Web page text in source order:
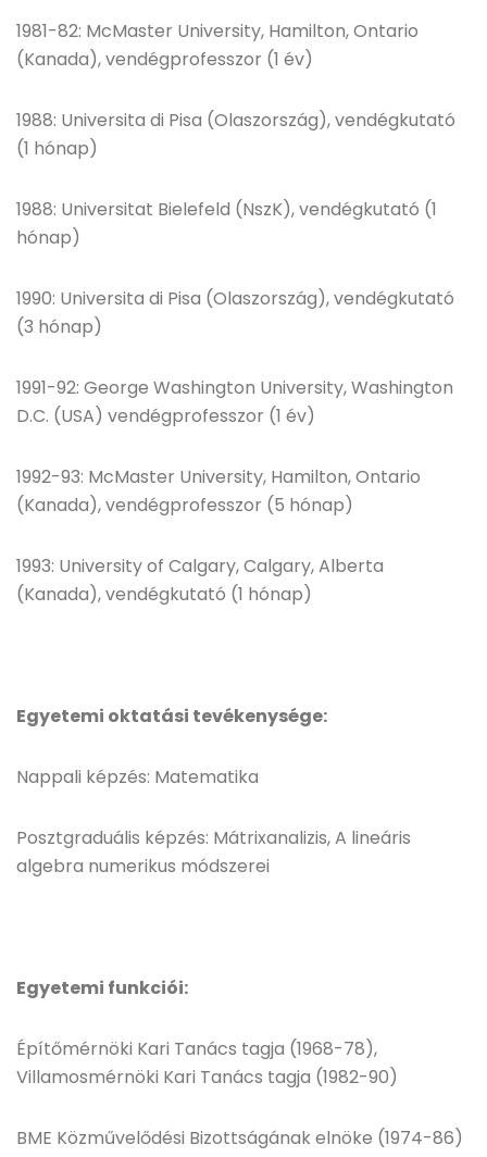
1981-82: McMaster University, Hamilton, Ontario
(Kanada), vendégprofesszor (1 év)
1988: Universita di Pisa (Olaszország), vendégkutató
(1 hónap)
1988: Universitat Bielefeld (NszK), vendégkutató (1
hónap)
1990: Universita di Pisa (Olaszország), vendégkutató
(3 hónap)
1991-92: George Washington University, Washington
D.C. (USA) vendégprofesszor (1 év)
1992-93: McMaster University, Hamilton, Ontario
(Kanada), vendégprofesszor (5 hónap)
1993: University of Calgary, Calgary, Alberta
(Kanada), vendégkutató (1 hónap)
Egyetemi oktatási tevékenysége:
Nappali képzés: Matematika
Posztgraduális képzés: Mátrixanalizis, A lineáris
algebra numerikus módszerei
Egyetemi funkciói:
Építőmérnöki Kari Tanács tagja (1968-78),
Villamosmérnöki Kari Tanács tagja (1982-90)
BME Közművelődési Bizottságának elnöke (1974-86)